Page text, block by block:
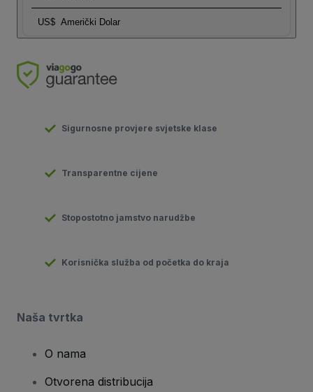
US$ Američki Dolar
Sigurnosne provjere svjetske klase
Transparentne cijene
Stopostotno jamstvo narudžbe
Korisnička služba od početka do kraja
Naša tvrtka
O nama
Otvorena distribucija